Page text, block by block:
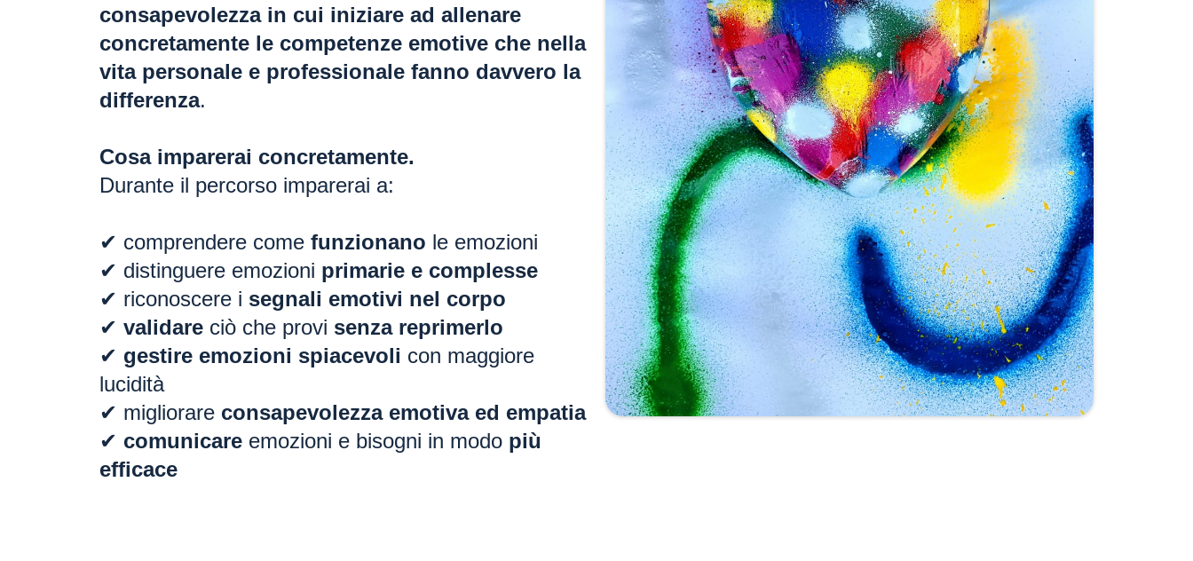
consapevolezza in cui iniziare ad allenare
concretamente le competenze emotive che nella
vita personale e professionale fanno davvero la
differenza.
Cosa imparerai concretamente.
Durante il percorso imparerai a:
✔ comprendere come funzionano le emozioni
✔ distinguere emozioni primarie e complesse
✔ riconoscere i segnali emotivi nel corpo
✔ validare ciò che provi senza reprimerlo
✔ gestire emozioni spiacevoli con maggiore
lucidità
✔ migliorare consapevolezza emotiva ed empatia
✔ comunicare emozioni e bisogni in modo più
efficace